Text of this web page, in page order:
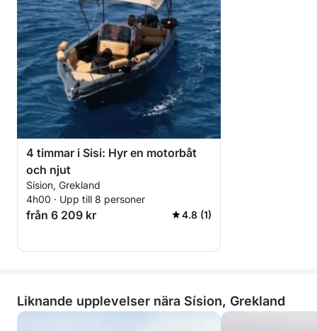
4 timmar i Sisi: Hyr en motorbåt
och njut
Sísion, Grekland
4h00 · Upp till 8 personer
från 6 209 kr 4.8 (1)
Liknande upplevelser nära Sísion, Grekland